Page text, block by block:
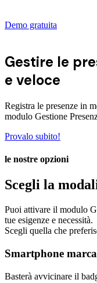
Demo gratuita
Gestire le
e veloce
Registra le presenze in
modulo Gestione
Provalo subito!
le nostre opzioni
Scegli la
Puoi attivare il modulo
tue esigenze e necessità.
Scegli quella che
Smartphone
Basterà avvicinare il